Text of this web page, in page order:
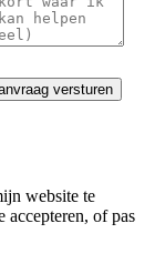
versturen
website te
of pas